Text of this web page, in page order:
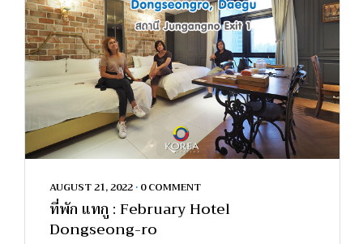
AUGUST 21, 2022 • 0 COMMENT
ที่พัก แทกู : February Hotel
Dongseong-ro